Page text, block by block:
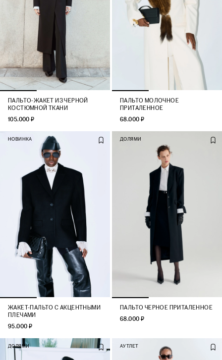
ПАЛЬТО-ЖАКЕТ ИЗ ЧЕРНОЙ
КОСТЮМНОЙ ТКАНИ
105.000 ₽
ПАЛЬТО МОЛОЧНОЕ
ПРИТАЛЕННОЕ
68.000 ₽
НОВИНКА
ЖАКЕТ-ПАЛЬТО С АКЦЕНТНЫМИ
ПЛЕЧАМИ
95.000 ₽
ДОЛЯМИ
ПАЛЬТО ЧЕРНОЕ ПРИТАЛЕННОЕ
68.000 ₽
ДОЛЯМИ АУТЛЕТ